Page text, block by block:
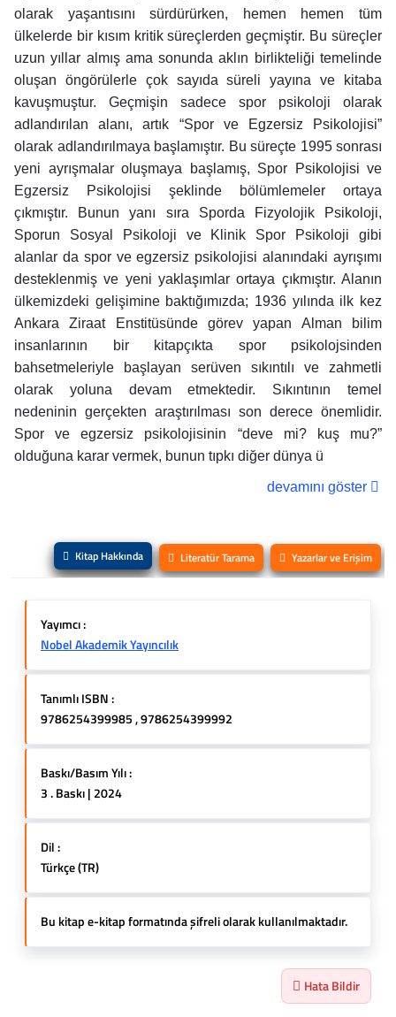
olarak yaşantısını sürdürürken, hemen hemen tüm
ülkelerde bir kısım kritik süreçlerden geçmiştir. Bu süreçler
uzun yıllar almış ama sonunda aklın birlikteliği temelinde
oluşan öngörülerle çok sayıda süreli yayına ve kitaba
kavuşmuştur. Geçmişin sadece spor psikoloji olarak
adlandırılan alanı, artık “Spor ve Egzersiz Psikolojisi”
olarak adlandırılmaya başlamıştır. Bu süreçte 1995 sonrası
yeni ayrışmalar oluşmaya başlamış, Spor Psikolojisi ve
Egzersiz Psikolojisi şeklinde bölümlemeler ortaya
çıkmıştır. Bunun yanı sıra Sporda Fizyolojik Psikoloji,
Sporun Sosyal Psikoloji ve Klinik Spor Psikoloji gibi
alanlar da spor ve egzersiz psikolojisi alanındaki ayrışımı
desteklenmiş ve yeni yaklaşımlar ortaya çıkmıştır. Alanın
ülkemizdeki gelişimine baktığımızda; 1936 yılında ilk kez
Ankara Ziraat Enstitüsünde görev yapan Alman bilim
insanlarının bir kitapçıkta spor psikolojsinden
bahsetmeleriyle başlayan serüven sıkıntılı ve zahmetli
olarak yoluna devam etmektedir. Sıkıntının temel
nedeninin gerçekten araştırılması son derece önemlidir.
Spor ve egzersiz psikolojisinin “deve mi? kuş mu?”
olduğuna karar vermek, bunun tıpkı diğer dünya ü
devamını göster
Kitap Hakkında Literatür Tarama Yazarlar ve Erişim
Yayımcı :
Nobel Akademik Yayıncılık
Tanımlı ISBN :
9786254399985 , 9786254399992
Baskı/Basım Yılı :
3 . Baskı | 2024
Dil :
Türkçe (TR)
Bu kitap e-kitap formatında şifreli olarak kullanılmaktadır.
Hata Bildir